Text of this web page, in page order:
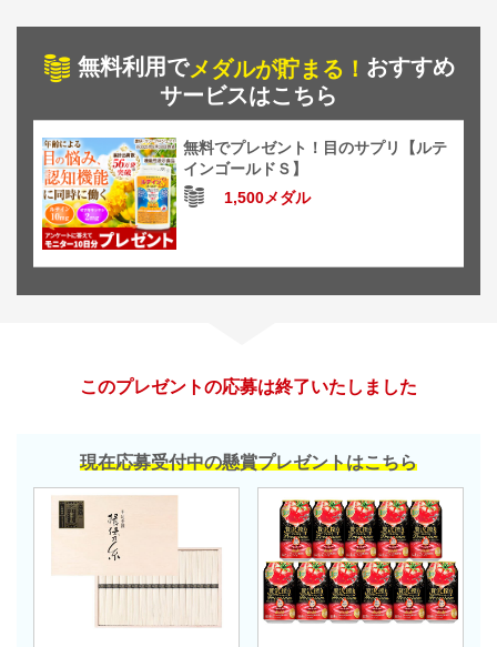
無料利用でメダルが貯まる！ おすすめ
サービスはこちら
無料でプレゼント！目のサプリ【ルテ
インゴールドＳ】
1,500メダル
このプレゼントの応募は終了いたしました
現在応募受付中の懸賞プレゼントはこちら